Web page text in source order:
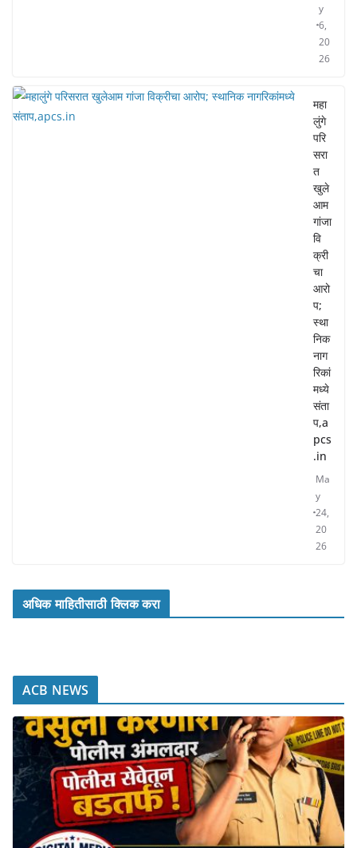
y
6,
20
26
महा
लुंगे
परि
सरा
त
खुले
आम
गांजा
वि
क्री
चा
आरो
प;
स्था
निक
नाग
रिकां
मध्ये
संता
प,a
pcs
.in
Ma
y
24,
20
26
अधिक माहितीसाठी क्लिक करा
ACB NEWS